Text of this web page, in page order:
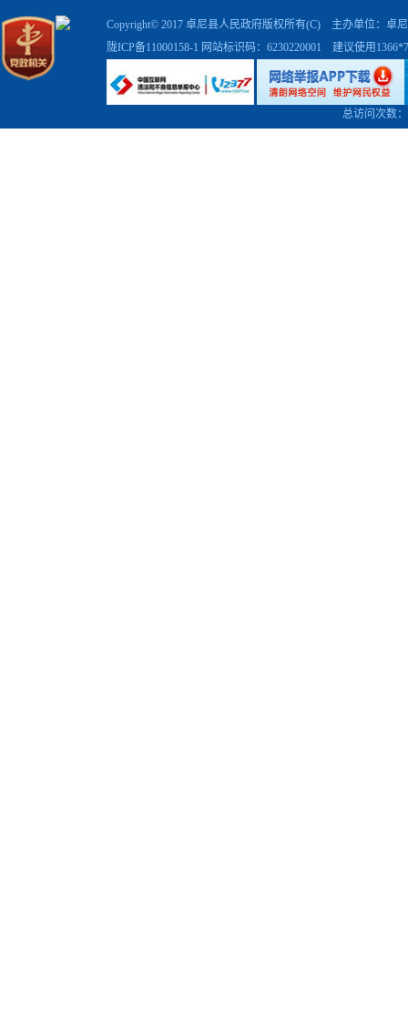
Copyright© 2017 卓尼县人民政府版权所有(C) 主办单位：卓
陇ICP备11000158-1 网站标识码：6230220001 建议使用
总访问次数：